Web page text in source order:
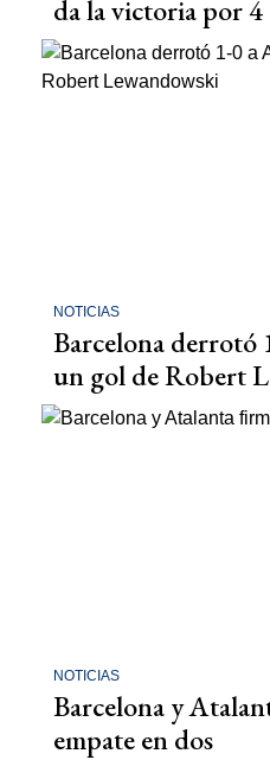
da la victoria por 4
NOTICIAS
Barcelona derrotó
un gol de Robert
NOTICIAS
Barcelona y
empate en dos